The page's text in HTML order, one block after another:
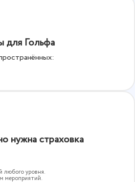
для Гольфа
нужна страховка
любого уровня.
мероприятий.